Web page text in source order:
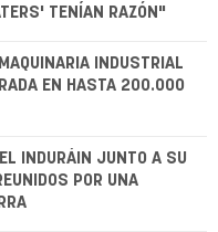
TENÍAN RAZÓN"
INDUSTRIAL
EN HASTA 200.000
INDURÁIN JUNTO A SU
POR UNA